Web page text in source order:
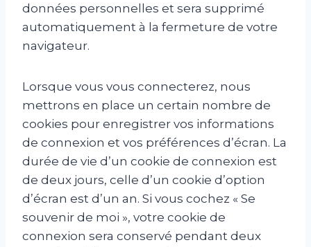
données personnelles et sera supprimé
automatiquement à la fermeture de votre
navigateur.
Lorsque vous vous connecterez, nous
mettrons en place un certain nombre de
cookies pour enregistrer vos informations
de connexion et vos préférences d’écran. La
durée de vie d’un cookie de connexion est
de deux jours, celle d’un cookie d’option
d’écran est d’un an. Si vous cochez « Se
souvenir de moi », votre cookie de
connexion sera conservé pendant deux